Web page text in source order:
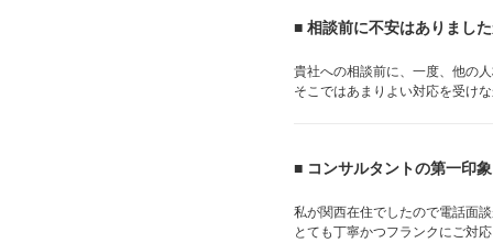
■ 相談前に不安はありまし
貴社への相談前に、一度、他の
そこではあまりよい対応を受け
■ コンサルタントの第一印
私が関西在住でしたので電話面
とても丁寧かつフランクにご対